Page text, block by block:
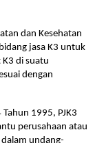
dan Kesehatan
jasa K3 untuk
di suatu
dengan
1995, PJK3
perusahaan atau
undang-